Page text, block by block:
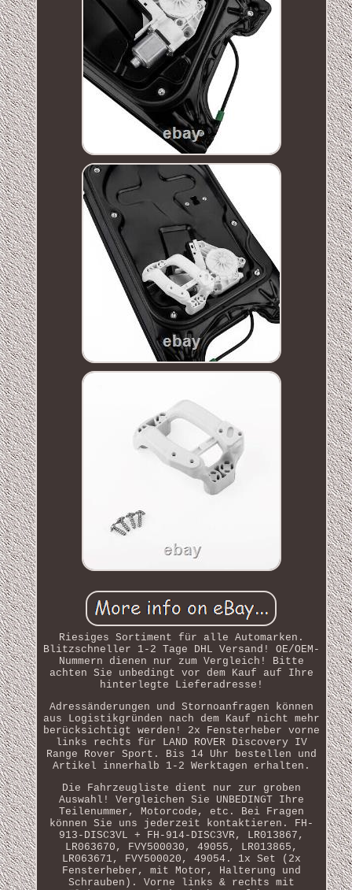
Riesiges Sortiment für alle Automarken.
Blitzschneller 1-2 Tage DHL Versand! OE/OEM-
Nummern dienen nur zum Vergleich! Bitte
achten Sie unbedingt vor dem Kauf auf Ihre
hinterlegte Lieferadresse!
Adressänderungen und Stornoanfragen können
aus Logistikgründen nach dem Kauf nicht mehr
berücksichtigt werden! 2x Fensterheber vorne
links rechts für LAND ROVER Discovery IV
Range Rover Sport. Bis 14 Uhr bestellen und
Artikel innerhalb 1-2 Werktagen erhalten.
Die Fahrzeugliste dient nur zur groben
Auswahl! Vergleichen Sie UNBEDINGT Ihre
Teilenummer, Motorcode, etc. Bei Fragen
können Sie uns jederzeit kontaktieren. FH-
913-DISC3VL + FH-914-DISC3VR, LR013867,
LR063670, FVY500030, 49055, LR013865,
LR063671, FVY500020, 49054. 1x Set (2x
Fensterheber, mit Motor, Halterung und
Schrauben). Vorne links & rechts mit